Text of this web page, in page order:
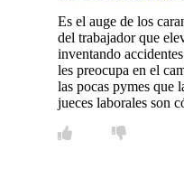
Es el auge de los
del trabajador que
inventando
les preocupa en el
las pocas pymes que
jueces laborales son